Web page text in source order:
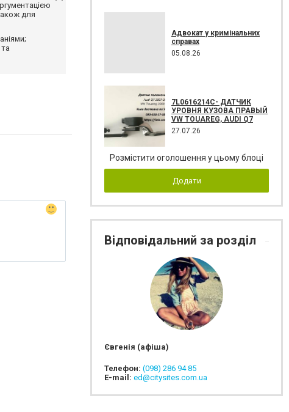
для
Адвокат у кримінальних
справах
05.08.26
7L0616214C- ДАТЧИК
УРОВНЯ КУЗОВА ПРАВЫЙ
VW TOUAREG, AUDI Q7
27.07.26
Розмістити оголошення у цьому блоці
Додати
Відповідальний за розділ
Євгенія (афіша)
Телефон: (098) 286 94 85
E-mail: ed@citysites.com.ua